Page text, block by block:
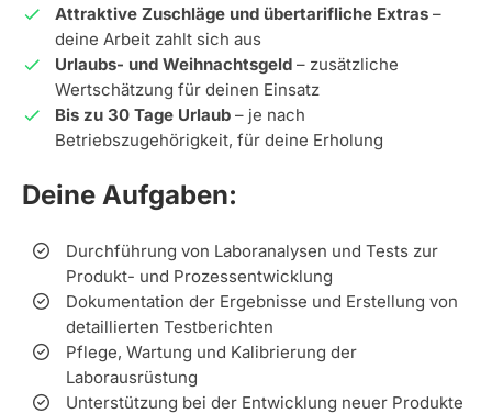
Attraktive Zuschläge und übertarifliche Extras –
deine Arbeit zahlt sich aus
Urlaubs- und Weihnachtsgeld – zusätzliche
Wertschätzung für deinen Einsatz
Bis zu 30 Tage Urlaub – je nach
Betriebszugehörigkeit, für deine Erholung
Deine Aufgaben:
Durchführung von Laboranalysen und Tests zur
Produkt- und Prozessentwicklung
Dokumentation der Ergebnisse und Erstellung von
detaillierten Testberichten
Pflege, Wartung und Kalibrierung der
Laborausrüstung
Unterstützung bei der Entwicklung neuer Produkte